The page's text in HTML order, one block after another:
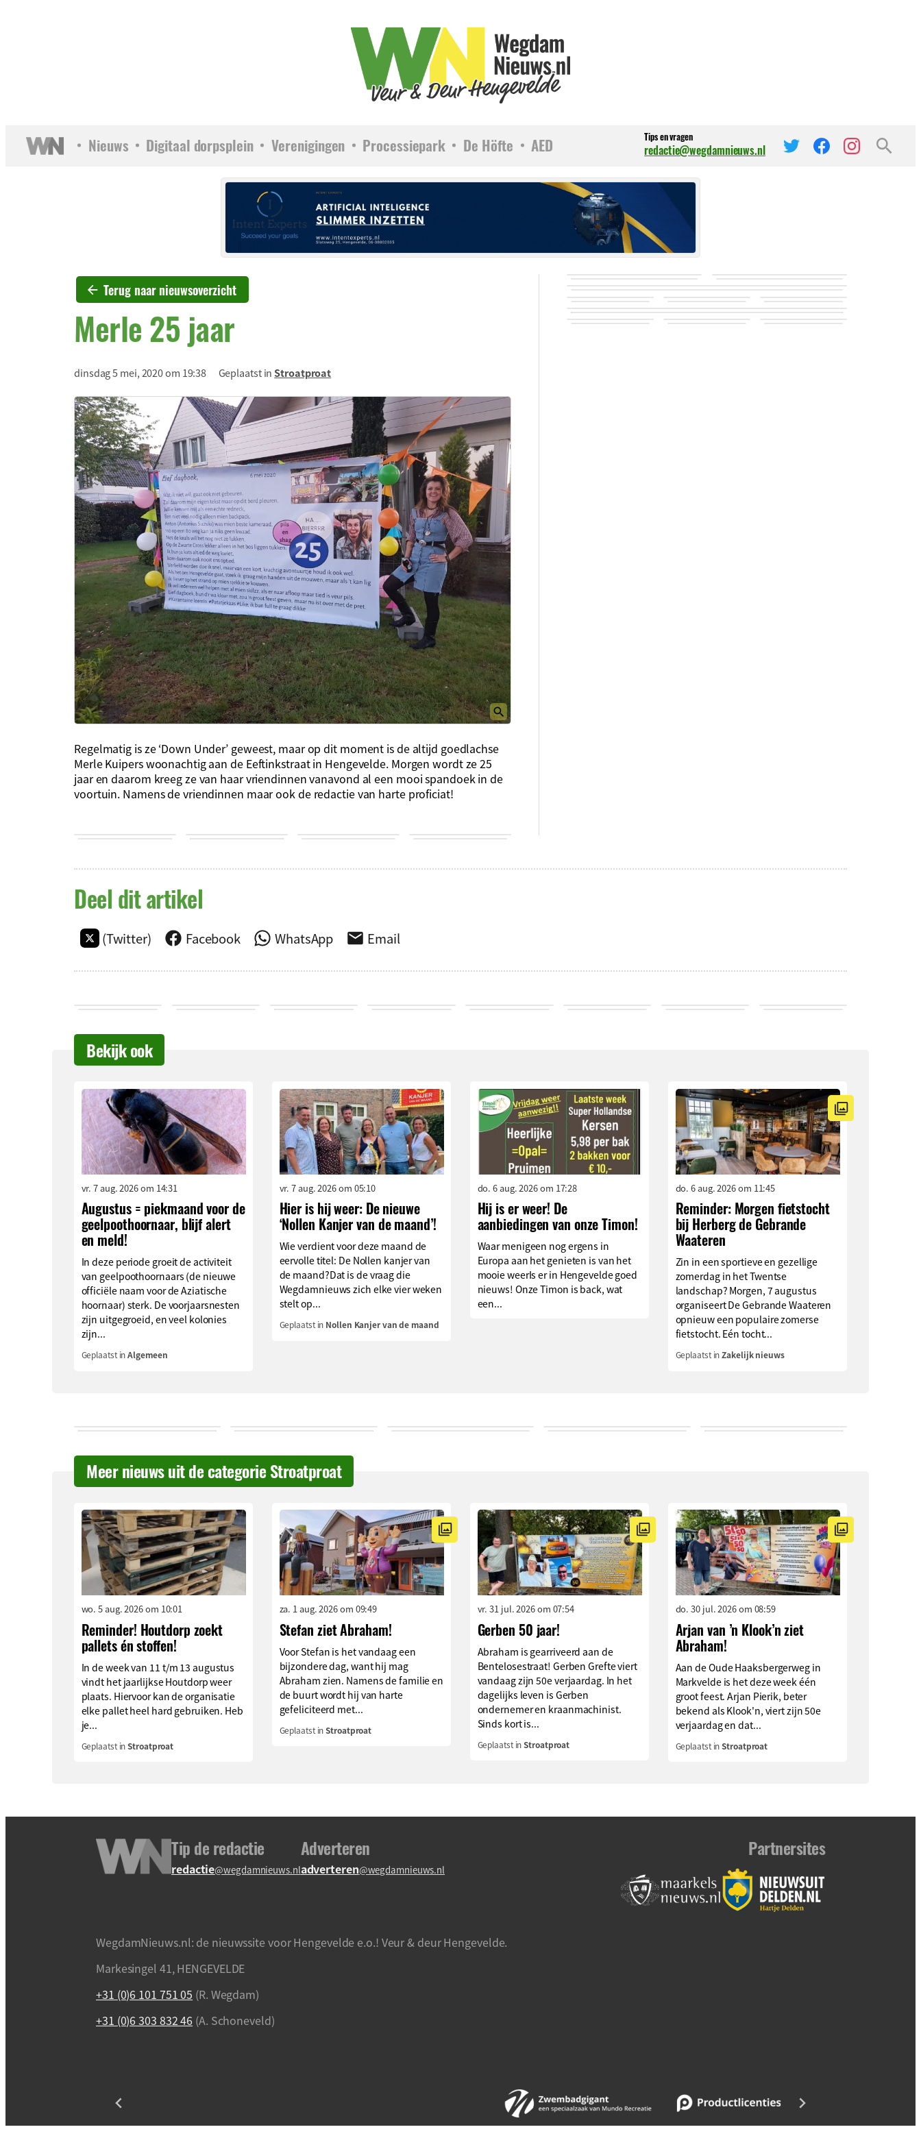
Nieuws Digitaal dorpsplein Verenigingen Processiepark De Höfte AED Tips en vragen
redactie@wegdamnieuws.nl
Terug naar nieuwsoverzicht
Merle 25 jaar
dinsdag 5 mei, 2020 om 19:38 Geplaatst inStroatproat
Regelmatig is ze ‘Down Under’ geweest, maar op dit moment is de altijd goedlachse
Merle Kuipers woonachtig aan de Eeftinkstraat in Hengevelde. Morgen wordt ze 25
jaar en daarom kreeg ze van haar vriendinnen vanavond al een mooi spandoek in de
voortuin. Namens de vriendinnen maar ook de redactie van harte proficiat!
Deel dit artikel
(Twitter) Facebook WhatsApp Email
Bekijk ook
vr. 7 aug. 2026 om 14:31
Augustus = piekmaand voor de
geelpoothoornaar, blijf alert
en meld!
In deze periode groeit de activiteit
van geelpoothoornaars (de nieuwe
officiële naam voor de Aziatische
hoornaar) sterk. De voorjaarsnesten
zijn uitgegroeid, en veel kolonies
zijn...
Geplaatst inAlgemeen
vr. 7 aug. 2026 om 05:10
Hier is hij weer: De nieuwe
‘Nollen Kanjer van de maand’!
Wie verdient voor deze maand de
eervolle titel: De Nollen kanjer van
de maand?Dat is de vraag die
Wegdamnieuws zich elke vier weken
stelt op...
Geplaatst in Nollen Kanjer van de maand
do. 6 aug. 2026 om 17:28
Hij is er weer! De
aanbiedingen van onze Timon!
Waar menigeen nog ergens in
Europa aan het genieten is van het
mooie weerIs er in Hengevelde goed
nieuws! Onze Timon is back, wat
een...
do. 6 aug. 2026 om 11:45
Reminder: Morgen fietstocht
bij Herberg de Gebrande
Waateren
Zin in een sportieve en gezellige
zomerdag in het Twentse
landschap? Morgen, 7 augustus
organiseert De Gebrande Waateren
opnieuw een populaire zomerse
fietstocht. Eén tocht...
Geplaatst inZakelijk nieuws
Meer nieuws uit de categorie Stroatproat
wo. 5 aug. 2026 om 10:01
Reminder! Houtdorp zoekt
pallets én stoffen!
In de week van 11 t/m 13 augustus
vindt het jaarlijkse Houtdorp weer
plaats. Hiervoor kan de organisatie
elke pallet heel hard gebruiken. Heb
je...
Geplaatst inStroatproat
za. 1 aug. 2026 om 09:49
Stefan ziet Abraham!
Voor Stefan is het vandaag een
bijzondere dag, want hij mag
Abraham zien. Namens de familie en
de buurt wordt hij van harte
gefeliciteerd met...
Geplaatst inStroatproat
vr. 31 jul. 2026 om 07:54
Gerben 50 jaar!
Abraham is gearriveerd aan de
Bentelosestraat! Gerben Grefte viert
vandaag zijn 50e verjaardag. In het
dagelijks leven is Gerben
ondernemer en kraanmachinist.
Sinds kort is...
Geplaatst inStroatproat
do. 30 jul. 2026 om 08:59
Arjan van ’n Klook’n ziet
Abraham!
Aan de Oude Haaksbergerweg in
Markvelde is het deze week één
groot feest. Arjan Pierik, beter
bekend als Klook'n, viert zijn 50e
verjaardag en dat...
Geplaatst inStroatproat
Tip de redactie
redactie@wegdamnieuws.nl
Adverteren
adverteren@wegdamnieuws.nl
Partnersites
WegdamNieuws.nl: de nieuwssite voor Hengevelde e.o.! Veur & deur Hengevelde.
Markesingel 41, HENGEVELDE
+31 (0)6 101 751 05 (R. Wegdam)
+31 (0)6 303 832 46 (A. Schoneveld)